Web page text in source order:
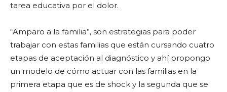
tarea educativa por el dolor.
“Amparo a la familia”, son estrategias para poder
trabajar con estas familias que están cursando cuatro
etapas de aceptación al diagnóstico y ahí propongo
un modelo de cómo actuar con las familias en la
primera etapa que es de shock y la segunda que se